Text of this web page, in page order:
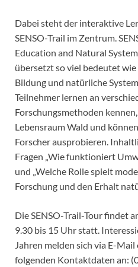
Dabei steht der interaktive
SENSO-Trail im Zentrum.
Education and Natural
übersetzt so viel bedeutet
Bildung und natürliche
Teilnehmer lernen an
Forschungsmethoden
Lebensraum Wald und
Forscher ausprobieren.
Fragen „Wie funktioniert
und „Welche Rolle spielt
Forschung und den Erhalt
Die SENSO-Trail-Tour findet
9.30 bis 15 Uhr statt.
Jahren melden sich via E-
folgenden Kontaktdaten an: